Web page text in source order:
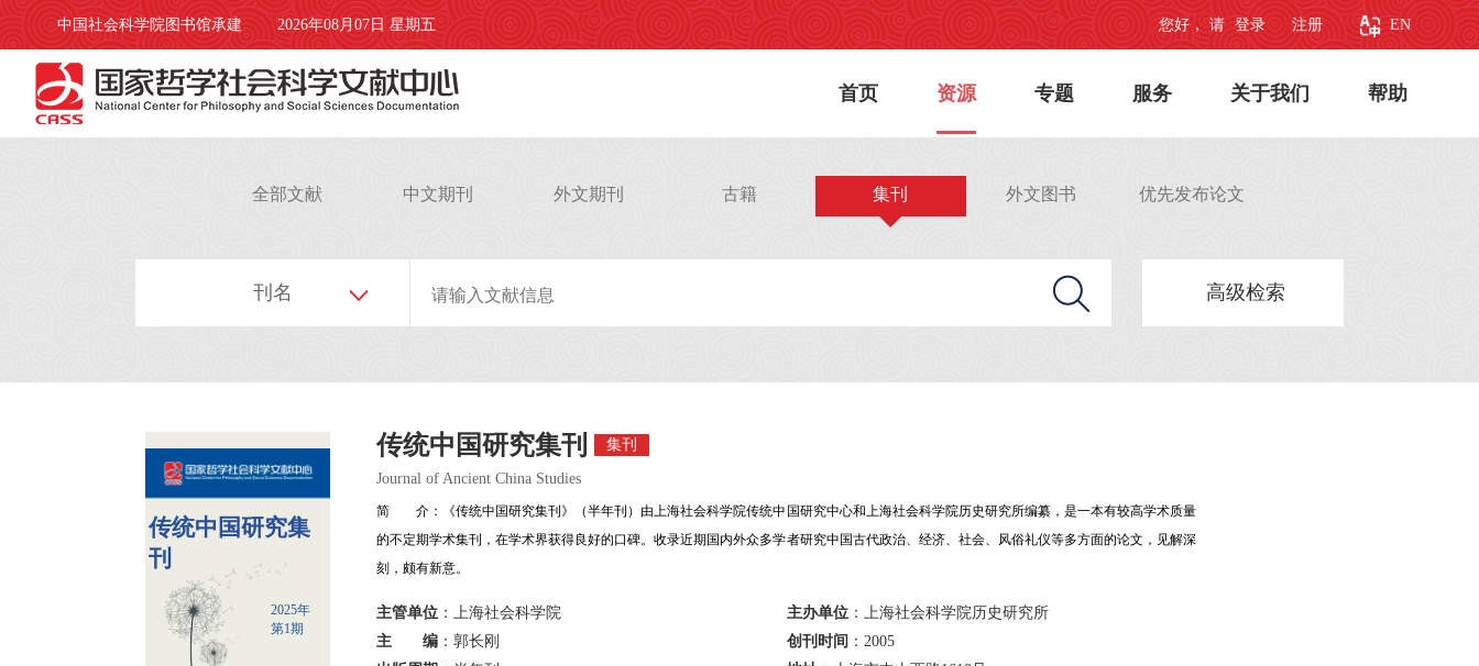
您好， 请 登录 注册 EN
2026年08月07日 星期五
中国社会科学院图书馆承建
首页 资源 专题 服务 关于我们 帮助
全部文献 中文期刊 外文期刊 古籍 集刊 外文图书 优先发布论文
刊名 高级检索
传统中国研究集
刊
2025年
第1期
传统中国研究集刊 集刊
Journal of Ancient China Studies
简 介：《传统中国研究集刊》（半年刊）由上海社会科学院传统中国研究中心和上海社会科学院历史研究所编纂，是一本有较高学术质量
的不定期学术集刊，在学术界获得良好的口碑。收录近期国内外众多学者研究中国古代政治、经济、社会、风俗礼仪等多方面的论文，见解深
刻，颇有新意。
主管单位 ：上海社会科学院 主办单位：上海社会科学院历史研究所
主 编 ：郭长刚 创刊时间 ：2005